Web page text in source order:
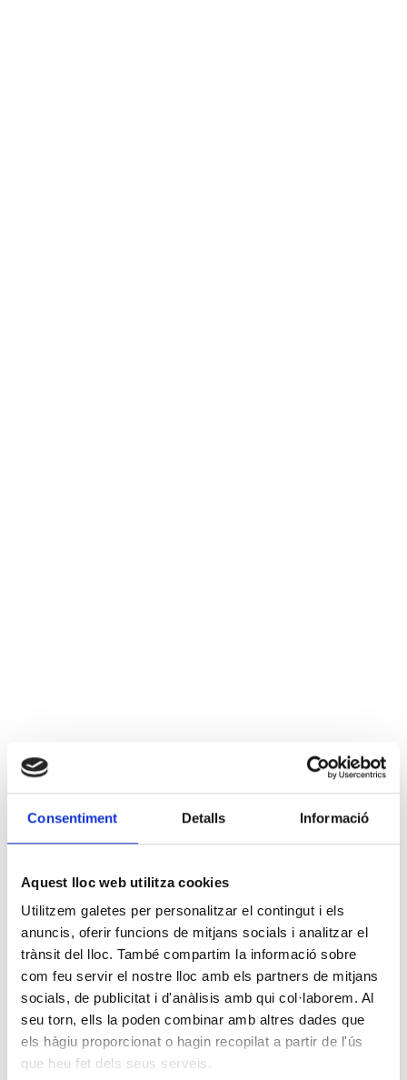
Consentiment Detalls Informació
Aquest lloc web utilitza cookies
Utilitzem galetes per personalitzar el contingut i els
anuncis, oferir funcions de mitjans socials i analitzar el
trànsit del lloc. També compartim la informació sobre
com feu servir el nostre lloc amb els partners de mitjans
socials, de publicitat i d'anàlisis amb qui col·laborem. Al
seu torn, ells la poden combinar amb altres dades que
els hàgiu proporcionat o hagin recopilat a partir de l'ús
que heu fet dels seus serveis.